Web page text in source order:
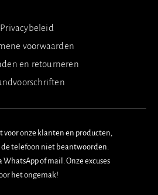
Privacybeleid
voorwaarden
en retourneren
voor onze klanten en producten,
de telefoon niet beantwoorden.
WhatsApp of mail. Onze excuses
het ongemak!